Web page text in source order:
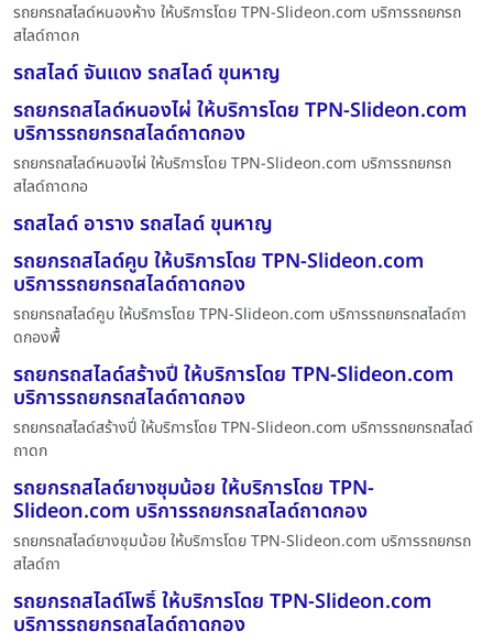
รถยกรถสไลด์หนองห้าง ให้บริการโดย TPN-Slideon.com บริการรถยกรถ
สไลด์ถาดก
รถสไลด์ จันแดง รถสไลด์ ขุนหาญ
รถยกรถสไลด์หนองไผ่ ให้บริการโดย TPN-Slideon.com
บริการรถยกรถสไลด์ถาดกอง
รถยกรถสไลด์หนองไผ่ ให้บริการโดย TPN-Slideon.com บริการรถยกรถ
สไลด์ถาดกอ
รถสไลด์ อาราง รถสไลด์ ขุนหาญ
รถยกรถสไลด์คูบ ให้บริการโดย TPN-Slideon.com
บริการรถยกรถสไลด์ถาดกอง
รถยกรถสไลด์คูบ ให้บริการโดย TPN-Slideon.com บริการรถยกรถสไลด์ถา
ดกองพื้
รถยกรถสไลด์สร้างปี่ ให้บริการโดย TPN-Slideon.com
บริการรถยกรถสไลด์ถาดกอง
รถยกรถสไลด์สร้างปี่ ให้บริการโดย TPN-Slideon.com บริการรถยกรถสไลด์
ถาดก
รถยกรถสไลด์ยางชุมน้อย ให้บริการโดย TPN-
Slideon.com บริการรถยกรถสไลด์ถาดกอง
รถยกรถสไลด์ยางชุมน้อย ให้บริการโดย TPN-Slideon.com บริการรถยกรถ
สไลด์ถา
รถยกรถสไลด์โพธิ์ ให้บริการโดย TPN-Slideon.com
บริการรถยกรถสไลด์ถาดกอง